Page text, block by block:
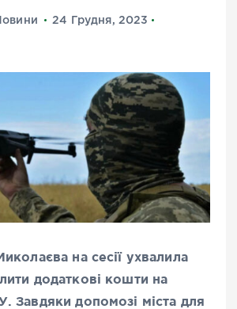
24 Грудня, 2023
на сесії ухвалила
додаткові кошти на
Завдяки допомозі міста для